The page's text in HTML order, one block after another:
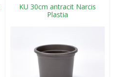
KU 30cm antracit Narcis
Plastia